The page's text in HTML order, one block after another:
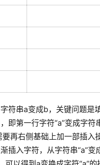
符串a变成b，关键问题
即第一行字符“a”变成字符
要再右侧基础上加一部插
插入字符，从字符串“a”